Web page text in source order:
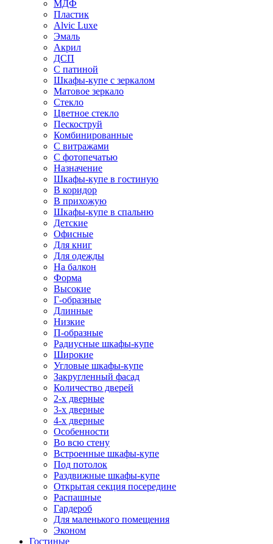
МДФ
Пластик
Alvic Luxe
Эмаль
Акрил
ДСП
С патиной
Шкафы-купе с зеркалом
Матовое зеркало
Стекло
Цветное стекло
Пескоструй
Комбинированные
С витражами
С фотопечатью
Назначение
Шкафы-купе в гостиную
В коридор
В прихожую
Шкафы-купе в спальню
Детские
Офисные
Для книг
Для одежды
На балкон
Форма
Высокие
Г-образные
Длинные
Низкие
П-образные
Радиусные шкафы-купе
Широкие
Угловые шкафы-купе
Закругленный фасад
Количество дверей
2-х дверные
3-х дверные
4-х дверные
Особенности
Во всю стену
Встроенные шкафы-купе
Под потолок
Раздвижные шкафы-купе
Открытая секция посередине
Распашные
Гардероб
Для маленького помещения
Эконом
Гостиные